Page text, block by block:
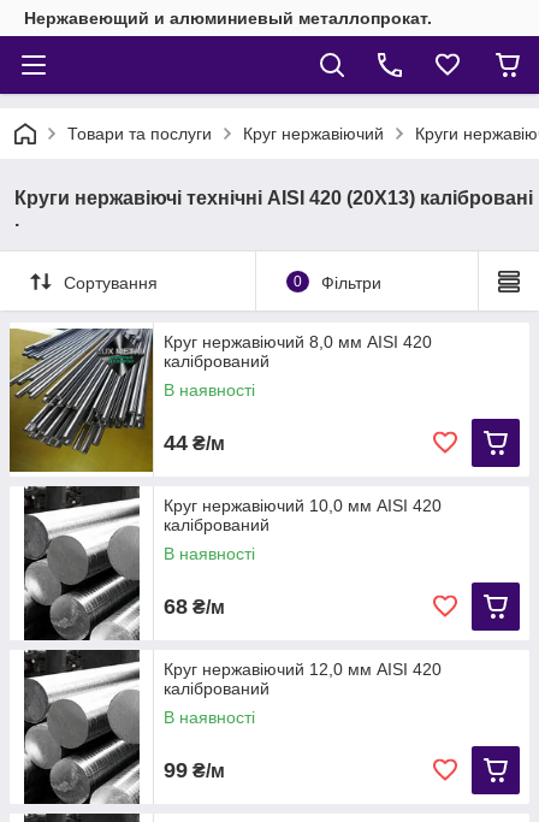
Нержавеющий и алюминиевый металлопрокат.
Товари та послуги Круг нержавіючий Круги
Круги нержавіючі технічні AISI 420 (20Х13) калібровані
.
Сортування 0 Фільтри
Круг нержавіючий 8,0 мм AISI 420
калібрований
В наявності
44 ₴/м
Круг нержавіючий 10,0 мм AISI 420
калібрований
В наявності
68 ₴/м
Круг нержавіючий 12,0 мм AISI 420
калібрований
В наявності
99 ₴/м